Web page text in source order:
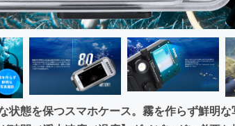
状態を保つスマホケース。霧を作らず鮮明